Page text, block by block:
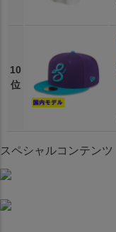
10
位
スペシャルコンテンツ